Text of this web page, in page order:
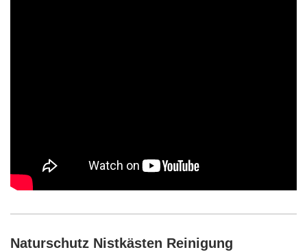
Naturschutz Nistkästen Reinigung